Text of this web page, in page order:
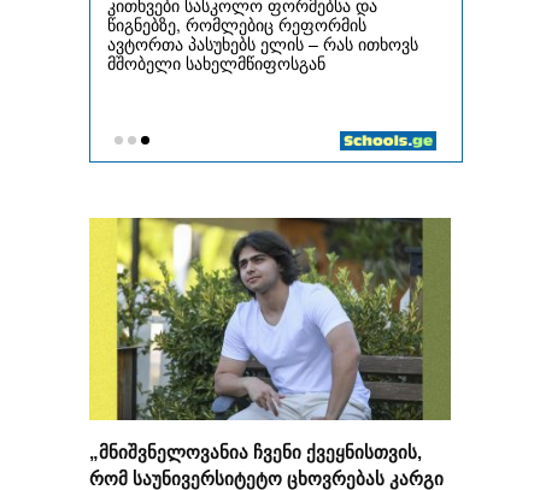
„მნიშვნელოვანია ჩვენი ქვეყნისთვის,
რომ საუნივერსიტეტო ცხოვრებას კარგი